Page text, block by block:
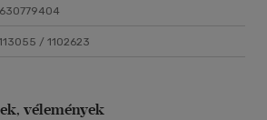
/ 1102623
vélemények